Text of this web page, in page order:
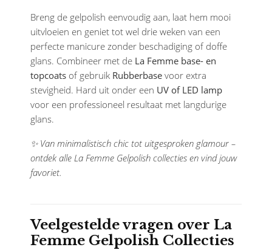
Breng de gelpolish eenvoudig aan, laat hem mooi
uitvloeien en geniet tot wel drie weken van een
perfecte manicure zonder beschadiging of doffe
glans. Combineer met de La Femme base- en
topcoats of gebruik Rubberbase voor extra
stevigheid. Hard uit onder een UV of LED lamp
voor een professioneel resultaat met langdurige
glans.
✨ Van minimalistisch chic tot uitgesproken glamour –
ontdek alle La Femme Gelpolish collecties en vind jouw
favoriet.
Veelgestelde vragen over La
Femme Gelpolish Collecties